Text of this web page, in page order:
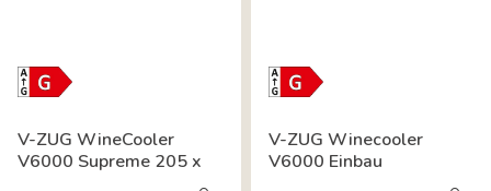
Energielabel-
Datenblatt
V-ZUG WineCooler
V6000 Supreme 205 x
Energielabel-
Datenblatt
V-ZUG Winecooler
V6000 Einbau